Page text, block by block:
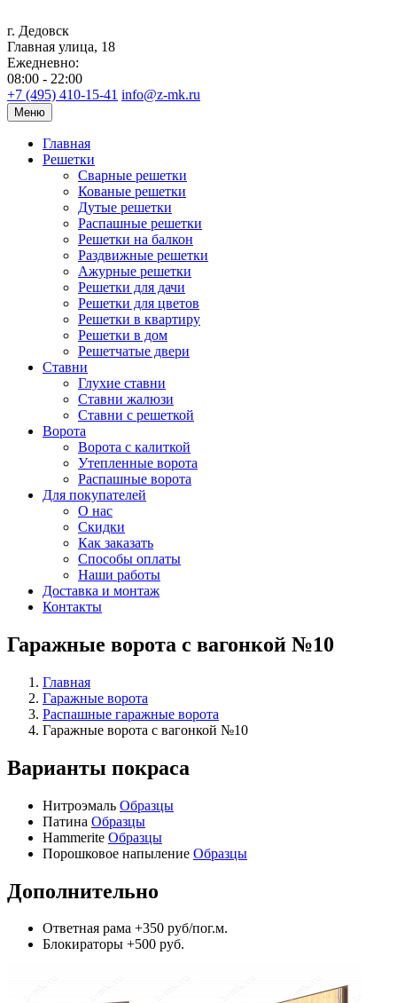
г. Дедовск
Главная улица, 18
Ежедневно:
08:00 - 22:00
+7 (495) 410-15-41 info@z-mk.ru
Меню
Главная
Решетки
Сварные решетки
Кованые решетки
Дутые решетки
Распашные решетки
Решетки на балкон
Раздвижные решетки
Ажурные решетки
Решетки для дачи
Решетки для цветов
Решетки в квартиру
Решетки в дом
Решетчатые двери
Ставни
Глухие ставни
Ставни жалюзи
Ставни с решеткой
Ворота
Ворота с калиткой
Утепленные ворота
Распашные ворота
Для покупателей
О нас
Скидки
Как заказать
Способы оплаты
Наши работы
Доставка и монтаж
Контакты
Гаражные ворота с вагонкой №10
Главная
Гаражные ворота
Распашные гаражные ворота
Гаражные ворота с вагонкой №10
Варианты покраса
Нитроэмаль Образцы
Патина Образцы
Hammerite Образцы
Порошковое напыление Образцы
Дополнительно
Ответная рама +350 руб/пог.м.
Блокираторы +500 руб.